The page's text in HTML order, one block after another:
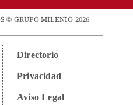
© GRUPO MILENIO 2026
Directorio
Privacidad
Aviso Legal